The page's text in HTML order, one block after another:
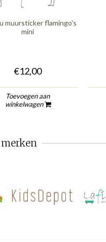
muursticker flamingo's
mini
€12,00
Toevoegen aan
winkelwagen